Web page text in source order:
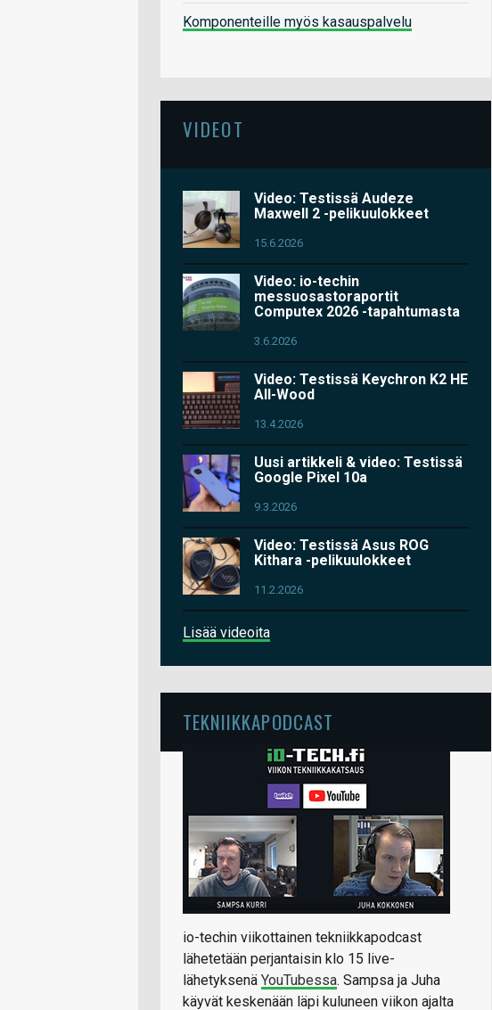
Komponenteille myös kasauspalvelu
VIDEOT
Video: Testissä Audeze
Maxwell 2 -pelikuulokkeet
15.6.2026
Video: io-techin
messuosastoraportit
Computex 2026 -tapahtumasta
3.6.2026
Video: Testissä Keychron K2 HE
All-Wood
13.4.2026
Uusi artikkeli & video: Testissä
Google Pixel 10a
9.3.2026
Video: Testissä Asus ROG
Kithara -pelikuulokkeet
11.2.2026
Lisää videoita
TEKNIIKKAPODCAST
io-techin viikottainen tekniikkapodcast
lähetetään perjantaisin klo 15 live-
lähetyksenä YouTubessa. Sampsa ja Juha
käyvät keskenään läpi kuluneen viikon ajalta